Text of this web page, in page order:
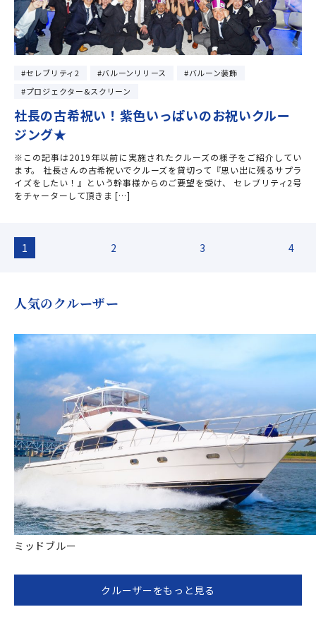
セレブリティ2 バルーンリリース
バルーン装飾
プロジェクター&スクリーン
社長の古希祝い！紫色いっぱいのお祝いクルー
ジング★
※この記事は2019年以前に実施されたクルーズの様子をご紹介してい
ます。 社長さんの古希祝いでクルーズを貸切って『思い出に残るサプラ
イズをしたい！』という幹事様からのご要望を受け、 セレブリティ2号
をチャーターして頂きま […]
1 2 3 4
人気のクルーザー
ミッドブルー
クルーザーをもっと見る